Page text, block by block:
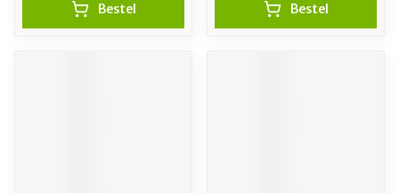
Bestel Bestel